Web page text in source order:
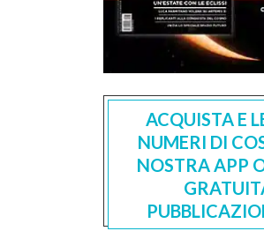
ACQUISTA E
NUMERI DI
NOSTRA APP